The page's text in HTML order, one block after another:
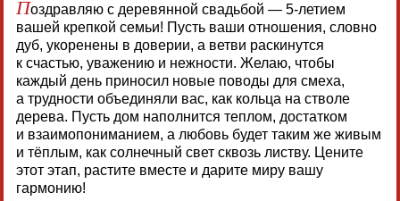
Поздравляю с деревянной свадьбой — 5-летием
вашей крепкой семьи! Пусть ваши отношения, словно
дуб, укоренены в доверии, а ветви раскинутся
к счастью, уважению и нежности. Желаю, чтобы
каждый день приносил новые поводы для смеха,
а трудности объединяли вас, как кольца на стволе
дерева. Пусть дом наполнится теплом, достатком
и взаимопониманием, а любовь будет таким же живым
и тёплым, как солнечный свет сквозь листву. Цените
этот этап, растите вместе и дарите миру вашу
гармонию!